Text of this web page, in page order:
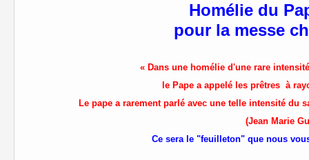
Homélie du
pour la messe
« Dans une homélie d'une rare
le Pape a appelé les prêtres à
Le pape a rarement parlé avec une telle intensité du
(Jean Marie
Ce sera le "feuilleton" que nous